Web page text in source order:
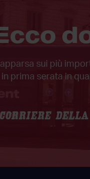
sui più
in prima serata in